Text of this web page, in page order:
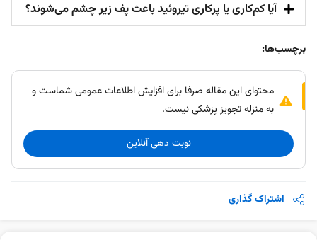
آیا کم‌کاری یا پرکاری تیروئید باعث پف زیر چشم می‌شوند؟
برچسب‌ها:
محتوای این مقاله صرفا برای افزایش اطلاعات عمومی شماست و
به منزله تجویز پزشکی نیست.
نوبت دهی آنلاین
اشتراک گذاری